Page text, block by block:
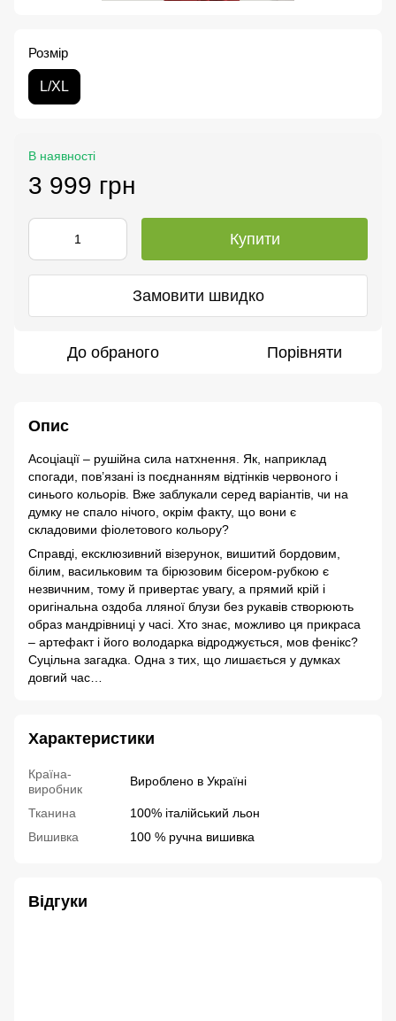
Розмір
L/XL
В наявності
3 999 грн
Купити
Замовити швидко
До обраного Порівняти
Опис
Асоціації – рушійна сила натхнення. Як, наприклад
спогади, пов’язані із поєднанням відтінків червоного і
синього кольорів. Вже заблукали серед варіантів, чи на
думку не спало нічого, окрім факту, що вони є
складовими фіолетового кольору?
Справді, ексклюзивний візерунок, вишитий бордовим,
білим, васильковим та бірюзовим бісером-рубкою є
незвичним, тому й привертає увагу, а прямий крій і
оригінальна оздоба лляної блузи без рукавів створюють
образ мандрівниці у часі. Хто знає, можливо ця прикраса
– артефакт і його володарка відроджується, мов фенікс?
Суцільна загадка. Одна з тих, що лишається у думках
довгий час…
Характеристики
Країна-
виробник
Вироблено в Україні
Тканина
100% італійський льон
Вишивка
100 % ручна вишивка
Відгуки